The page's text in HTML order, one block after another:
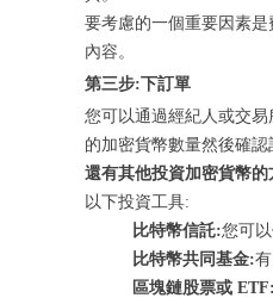
要考慮的一個重要因素
內容。
第三步:下訂單
您可以通過經紀人或交
的加密貨幣數量然後確
還有其他投資加密貨幣的
以下投資工具:
比特幣信託:您可
比特幣共同基金:
區塊鏈股票或 ETF: